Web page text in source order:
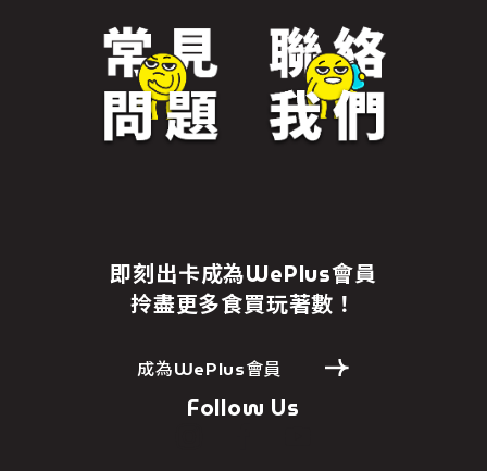
即刻出卡成為WePlus會員
拎盡更多食買玩著數！
成為WePlus會員
Follow Us